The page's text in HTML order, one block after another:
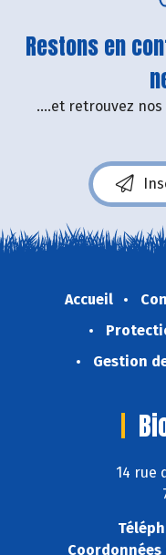
Restons en
....et retrouvez
Accueil
Gestion
14 rue
Coordonnées